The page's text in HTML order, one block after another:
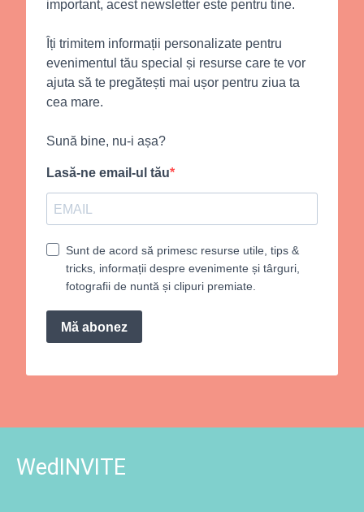
important, acest newsletter este pentru tine.
Îți trimitem informații personalizate pentru
evenimentul tău special și resurse care te vor
ajuta să te pregătești mai ușor pentru ziua ta
cea mare.
Sună bine, nu-i așa?
Lasă-ne email-ul tău
Sunt de acord să primesc resurse utile, tips &
tricks, informații despre evenimente și târguri,
fotografii de nuntă și clipuri premiate.
Mă abonez
WedINVITE